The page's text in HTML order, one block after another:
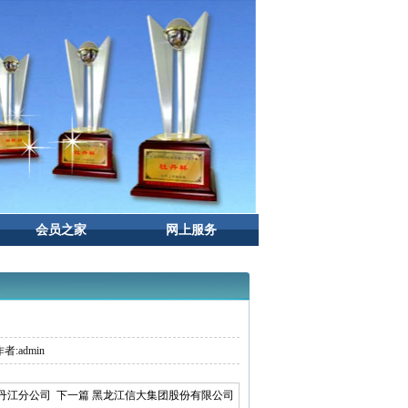
会员之家 网上服务
:admin
江分公司 下一篇 黑龙江信大集团股份有限公司